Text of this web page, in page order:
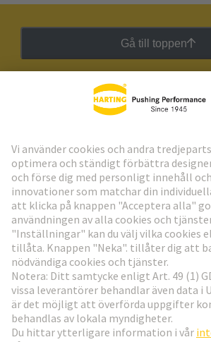
Gå till toppen
HARTING:s nyhetsbrev
Gå till registrering
Social Media